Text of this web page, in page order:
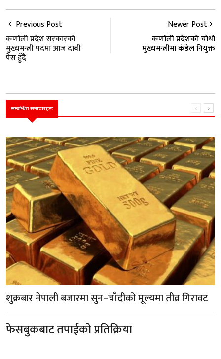
Previous Post
कर्णाली प्रदेश सरकारको
मुख्यमन्त्री पदमा आज दाबी
पेस हुँदै
Newer Post
कर्णाली प्रदेशको चौथो
मुख्यमन्त्रीमा कंडेल नियुक्त
सम्बन्धित समाचारहरू
शुक्रबार नेपाली बजारमा सुन–चाँदीको मूल्यमा तीव्र गिरावट
फेसबुकबाट तपाईको प्रतिक्रिया